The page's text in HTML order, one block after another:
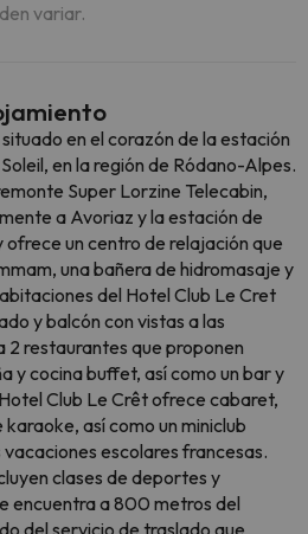
variar.
en el corazón de la estación
en la región de Ródano-Alpes.
Super Lorzine Telecabin,
a Avoriaz y la estación de
ofrece un centro de relajación que
una bañera de hidromasaje y
del Hotel Club Le Cret
y balcón con vistas a las
2 restaurantes que proponen
y cocina buffet, así como un bar y
Club Le Crêt ofrece cabaret,
así como un miniclub
escolares francesas.
clases de deportes y
encuentra a 800 metros del
del servicio de traslado que